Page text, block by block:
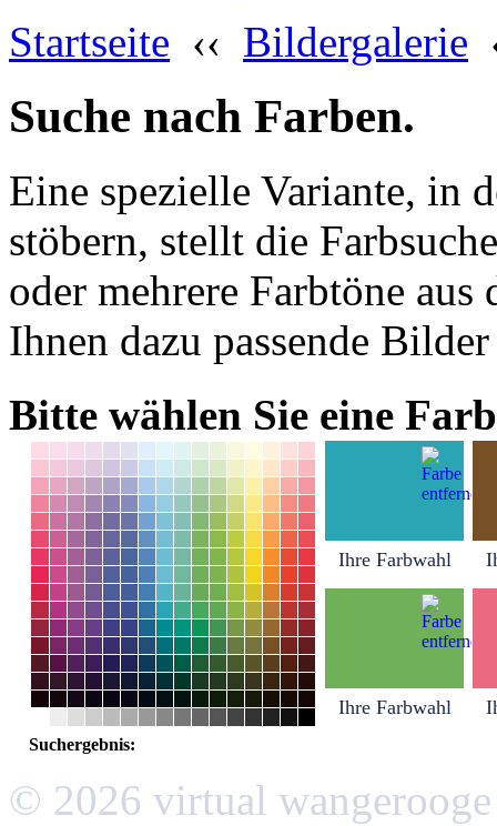
Startseite ‹‹ Bildergalerie
Suche nach Farben.
Eine spezielle Variante, in
stöbern, stellt die
oder mehrere Farbtöne
Ihnen dazu passende
Bitte wählen Sie eine
Ihre Farbwahl
Ihre Farbwahl
Suchergebnis:
© 2026 virtual wangerooge